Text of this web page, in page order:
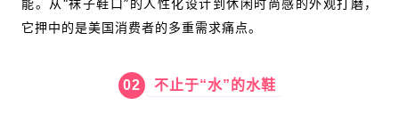
能。从“袜子鞋口”的人性化设计到休闲时尚感的外观打磨，
它押中的是美国消费者的多重需求痛点。
02 不止于“水”的水鞋